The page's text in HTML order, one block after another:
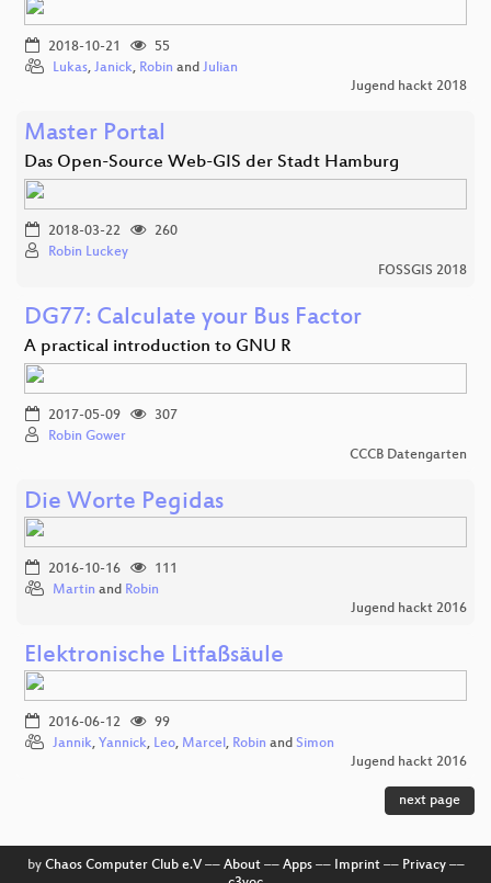
2018-10-21
55
Lukas, Janick, Robin and Julian
Jugend hackt 2018
Master Portal
Das Open-Source Web-GIS der Stadt Hamburg
2018-03-22
260
Robin Luckey
FOSSGIS 2018
DG77: Calculate your Bus Factor
A practical introduction to GNU R
2017-05-09
307
Robin Gower
CCCB Datengarten
Die Worte Pegidas
2016-10-16
111
Martin and Robin
Jugend hackt 2016
Elektronische Litfaßsäule
2016-06-12
99
Jannik, Yannick, Leo, Marcel, Robin and Simon
Jugend hackt 2016
next page
by Chaos Computer Club e.V–– About–– Apps–– Imprint–– Privacy––